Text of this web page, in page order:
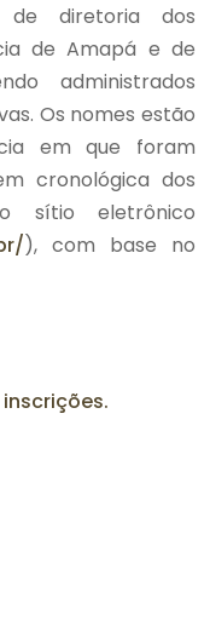
diretoria dos
de Amapá e de
administrados
Os nomes estão
em que foram
cronológica dos
sítio eletrônico
), com base no